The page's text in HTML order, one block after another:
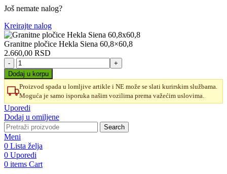
Još nemate nalog?
Kreirajte nalog
Granitne pločice Hekla Siena 60,8×60,8
2.660,00 RSD
Granitne
pločice
Hekla
Siena
60,8x60,8
količina
Dodaj u korpu
Proizvod spada u lomljive artikle i NE može se slati kurirskim službama.
Moguća je samo isporuka našim vozilima prema važećim uslovima.
Uporedi
Dodaj u omiljene
Search
Meni
0 Lista želja
0 Uporedi
0 items Cart